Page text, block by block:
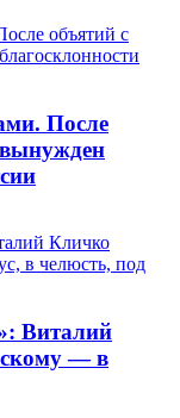
После
Виталий
— в